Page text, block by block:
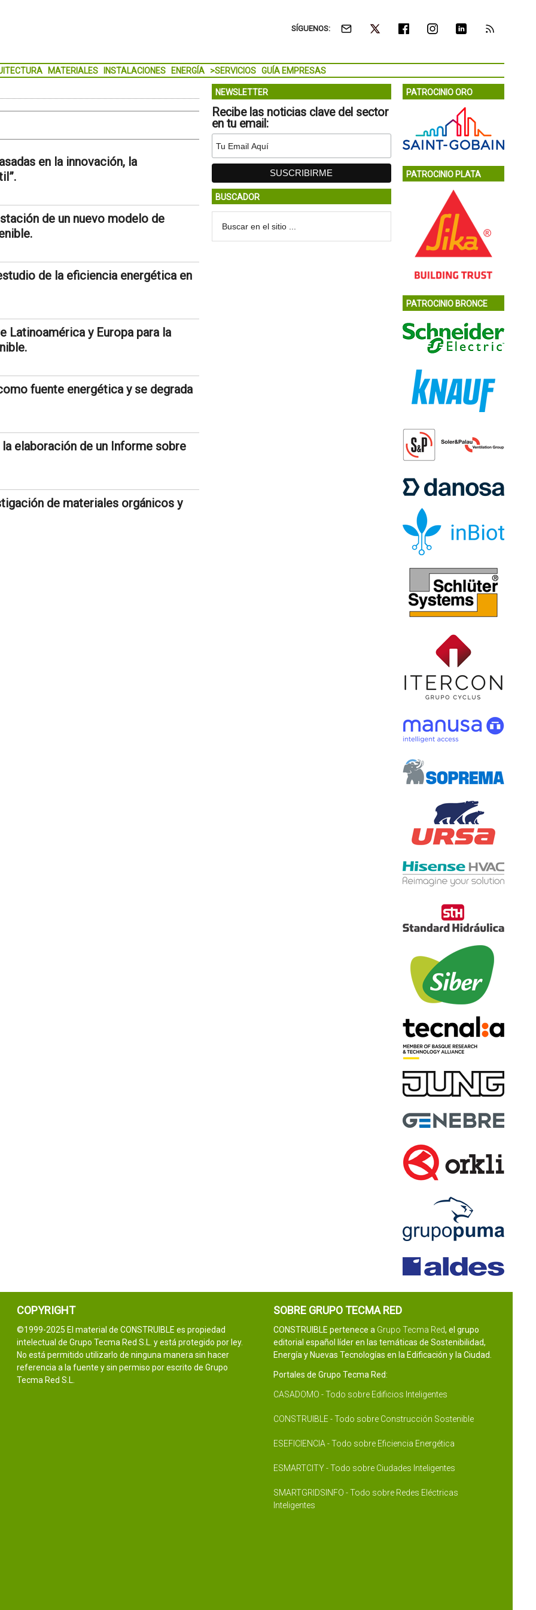
SÍGUENOS:
MATERIALES INSTALACIONES ENERGÍA >SERVICIOS GUÍA EMPRESAS
en la innovación, la
de un nuevo modelo de
de la eficiencia energética en
Latinoamérica y Europa para la
fuente energética y se degrada
elaboración de un Informe sobre
de materiales orgánicos y
NEWSLETTER
Recibe las noticias clave del sector
en tu email:
BUSCADOR
PATROCINIO ORO
PATROCINIO PLATA
PATROCINIO BRONCE
COPYRIGHT
©1999-2025 El material de CONSTRUIBLE es propiedad
intelectual de Grupo Tecma Red S.L. y está protegido por ley.
No está permitido utilizarlo de ninguna manera sin hacer
referencia a la fuente y sin permiso por escrito de Grupo
Tecma Red S.L.
SOBRE GRUPO TECMA RED
CONSTRUIBLE pertenece a Grupo Tecma Red, el grupo
editorial español líder en las temáticas de Sostenibilidad,
Energía y Nuevas Tecnologías en la Edificación y la Ciudad.
Portales de Grupo Tecma Red:
CASADOMO - Todo sobre Edificios Inteligentes
CONSTRUIBLE - Todo sobre Construcción Sostenible
ESEFICIENCIA - Todo sobre Eficiencia Energética
ESMARTCITY - Todo sobre Ciudades Inteligentes
SMARTGRIDSINFO - Todo sobre Redes Eléctricas
Inteligentes